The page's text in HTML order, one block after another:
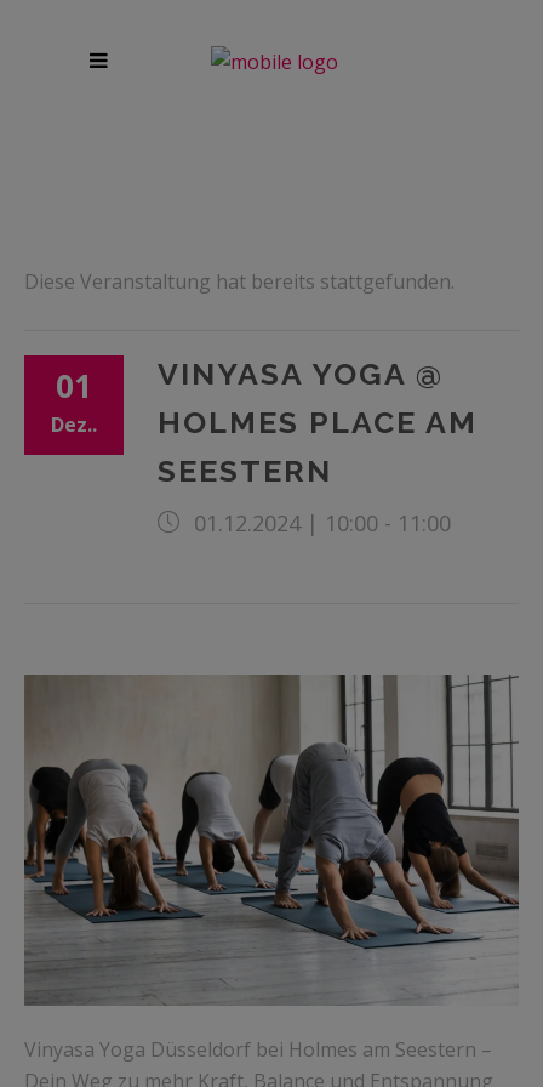
Diese Veranstaltung hat bereits stattgefunden.
01
Dez..
VINYASA YOGA @
HOLMES PLACE AM
SEESTERN
01.12.2024 | 10:00 - 11:00
Vinyasa Yoga Düsseldorf bei Holmes am Seestern –
Dein Weg zu mehr Kraft, Balance und Entspannung